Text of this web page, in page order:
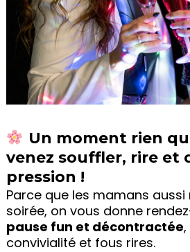
Un moment rien
venez souffler, rire et
pression !
Parce que les mamans
soirée, on vous donne
pause fun et décontractée
convivialité et fous rires.